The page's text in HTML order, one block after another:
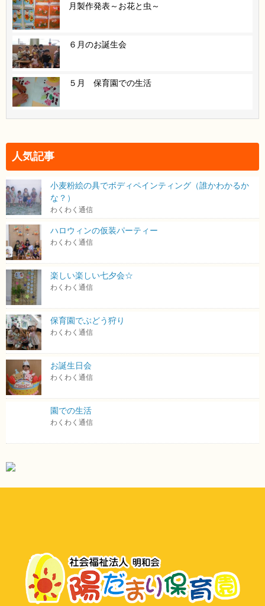
月製作発表～お花と虫～
６月のお誕生会
５月 保育園での生活
人気記事
小麦粉絵の具でボディペインティング（誰かわかるか
な？）
わくわく通信
ハロウィンの仮装パーティー
わくわく通信
楽しい楽しい七夕会☆
わくわく通信
保育園でぶどう狩り
わくわく通信
お誕生日会
わくわく通信
園での生活
わくわく通信